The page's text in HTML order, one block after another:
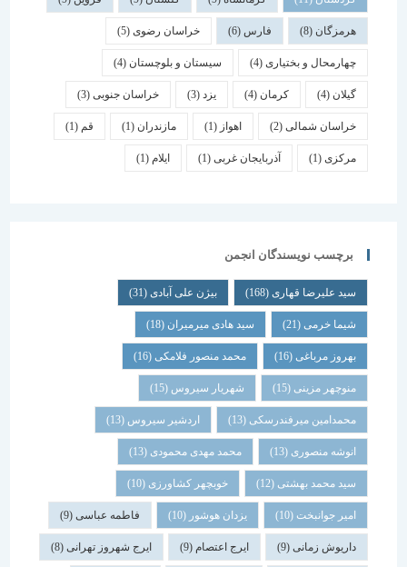
هرمزگان(8) فارس خراسان رضوی(5)
چهارمحال و بختیاری (4) سیستان و بلوچستان(4)
کرمان یزد خراسان جنوبی(3)
خراسان شمالی(2) اهواز مازندران(1) قم
(1) آذربایجان غربی(1) ایلام
برچسب نویسندگان انجمن
سید علیرضا قهاری(168) بیژن علی آبادی(31)
شیما خرمی(21) سید هادی میرمیران(18)
بهروز مرباغی (16) محمد منصور فلامکی (16)
منوچهر مزینی(15) شهریار سیروس(15)
محمدامین میرفندرسکی(13) اردشیر سیروس(13)
انوشه منصوری(13) محمد مهدی محمودی(13)
سید محمد بهشتی(12) خوبچهر کشاورزی(10)
امیر جوانبخت(10) یزدان هوشور(10) فاطمه عباسی(9)
داریوش زمانی(9) ایرج اعتصام(9) ایرج شهروز تهرانی(8)